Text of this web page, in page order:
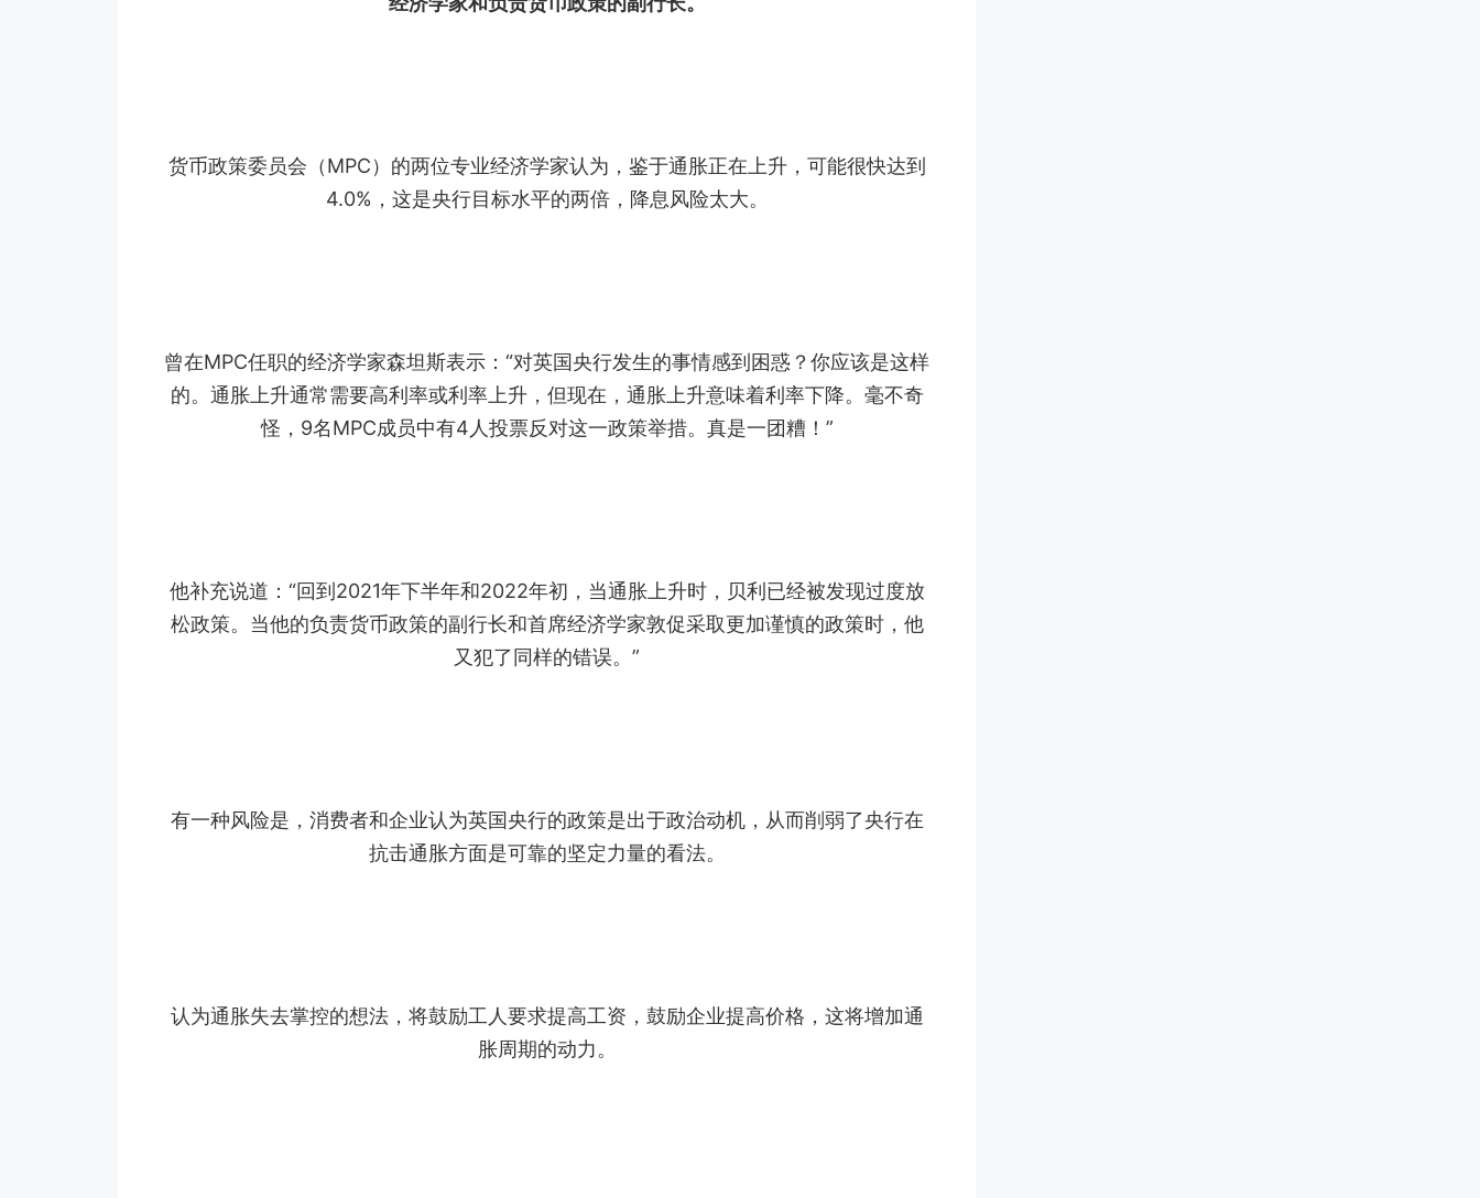
货币政策委员会（MPC）的两位专业经济学家认为，鉴于通胀正在上升，可能很快达到
4.0%，这是央行目标水平的两倍，降息风险太大。
曾在MPC任职的经济学家森坦斯表示：“对英国央行发生的事情感到困惑？你应该是这样
的。通胀上升通常需要高利率或利率上升，但现在，通胀上升意味着利率下降。毫不奇
怪，9名MPC成员中有4人投票反对这一政策举措。真是一团糟！”
他补充说道：“回到2021年下半年和2022年初，当通胀上升时，贝利已经被发现过度放
松政策。当他的负责货币政策的副行长和首席经济学家敦促采取更加谨慎的政策时，他
又犯了同样的错误。”
有一种风险是，消费者和企业认为英国央行的政策是出于政治动机，从而削弱了央行在
抗击通胀方面是可靠的坚定力量的看法。
认为通胀失去掌控的想法，将鼓励工人要求提高工资，鼓励企业提高价格，这将增加通
胀周期的动力。